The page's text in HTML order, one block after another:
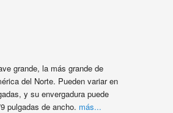
grande, la más grande de
del Norte. Pueden variar en
y su envergadura puede
pulgadas de ancho. más...